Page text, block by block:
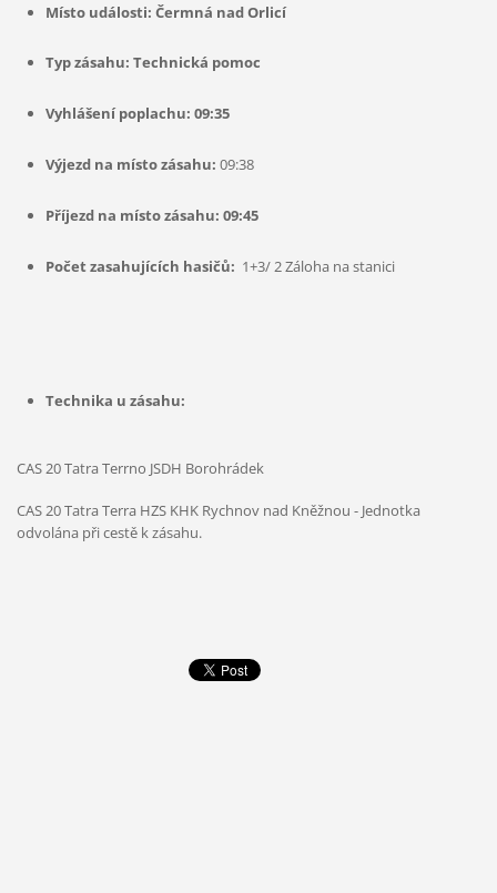
Místo události: Čermná nad Orlicí
Typ zásahu: Technická pomoc
Vyhlášení poplachu: 09:35
Výjezd na místo zásahu: 09:38
Příjezd na místo zásahu: 09:45
Počet zasahujících hasičů: 1+3/ 2 Záloha na stanici
Technika u zásahu:
CAS 20 Tatra Terrno JSDH Borohrádek
CAS 20 Tatra Terra HZS KHK Rychnov nad Kněžnou - Jednotka
odvolána při cestě k zásahu.